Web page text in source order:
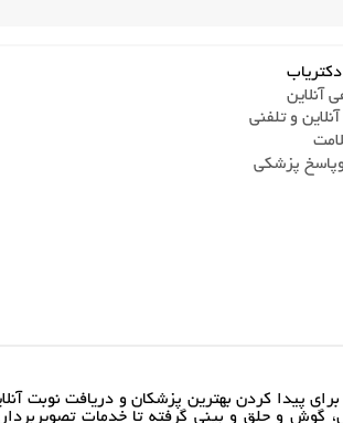
آنلاین
و تلفنی
پزشکی
پیدا کردن بهترین پزشکان و دریافت نوبت
گوش و حلق و بینی گرفته تا خدمات